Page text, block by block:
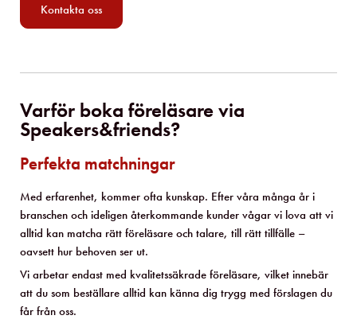
Kontakta oss
Varför boka föreläsare via
Speakers&friends?
Perfekta matchningar
Med erfarenhet, kommer ofta kunskap. Efter våra många år i
branschen och ideligen återkommande kunder vågar vi lova att vi
alltid kan matcha rätt föreläsare och talare, till rätt tillfälle –
oavsett hur behoven ser ut.
Vi arbetar endast med kvalitetssäkrade föreläsare, vilket innebär
att du som beställare alltid kan känna dig trygg med förslagen du
får från oss.